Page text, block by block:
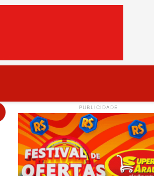
PUBLICIDADE